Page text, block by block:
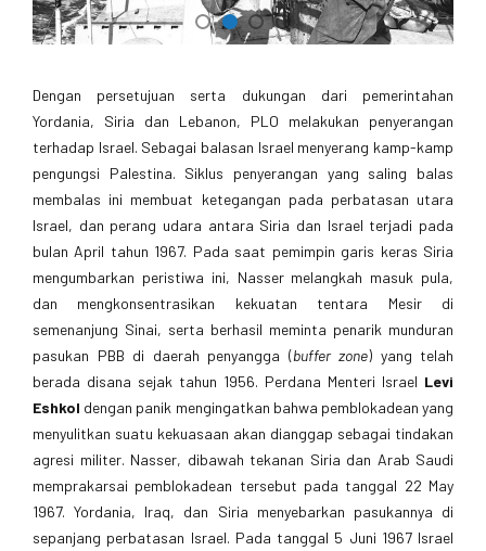
Dengan persetujuan serta dukungan dari pemerintahan
Yordania, Siria dan Lebanon, PLO melakukan penyerangan
terhadap Israel. Sebagai balasan Israel menyerang kamp-kamp
pengungsi Palestina. Siklus penyerangan yang saling balas
membalas ini membuat ketegangan pada perbatasan utara
Israel, dan perang udara antara Siria dan Israel terjadi pada
bulan April tahun 1967. Pada saat pemimpin garis keras Siria
mengumbarkan peristiwa ini, Nasser melangkah masuk pula,
dan mengkonsentrasikan kekuatan tentara Mesir di
semenanjung Sinai, serta berhasil meminta penarik munduran
pasukan PBB di daerah penyangga (buffer zone) yang telah
berada disana sejak tahun 1956. Perdana Menteri Israel Levi
Eshkol dengan panik mengingatkan bahwa pemblokadean yang
menyulitkan suatu kekuasaan akan dianggap sebagai tindakan
agresi militer. Nasser, dibawah tekanan Siria dan Arab Saudi
memprakarsai pemblokadean tersebut pada tanggal 22 May
1967. Yordania, Iraq, dan Siria menyebarkan pasukannya di
sepanjang perbatasan Israel. Pada tanggal 5 Juni 1967 Israel